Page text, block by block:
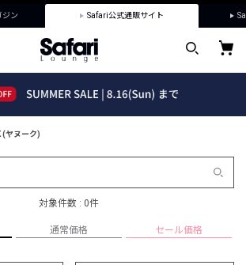
ジン Safari公式通販サイト
(ヤヌーク)
対象件数 : 0件
通常価格 セール価格